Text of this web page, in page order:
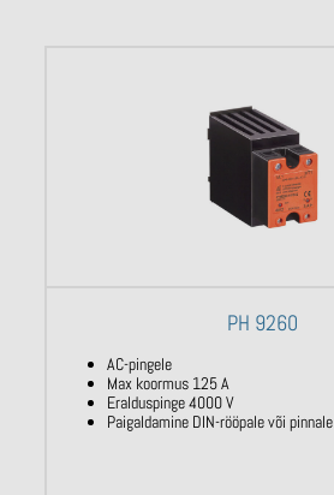
PH 9260
AC-pingele
Max koormus 125 A
Eralduspinge 4000 V
Paigaldamine DIN-rööpale või pinnale